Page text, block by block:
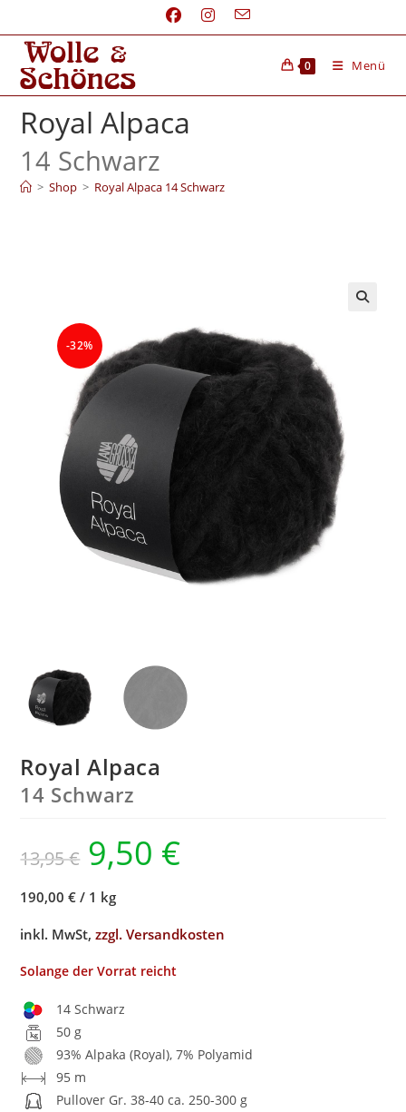
0 Menü
Royal Alpaca
14 Schwarz
> Shop > Royal Alpaca 14 Schwarz
-32%
Royal Alpaca
14 Schwarz
13,95€ 9,50 €
190,00 € / 1 kg
inkl. MwSt,zzgl. Versandkosten
Solange der Vorrat reicht
14 Schwarz
50 g
93% Alpaka (Royal), 7% Polyamid
95 m
Pullover Gr. 38-40 ca. 250-300 g